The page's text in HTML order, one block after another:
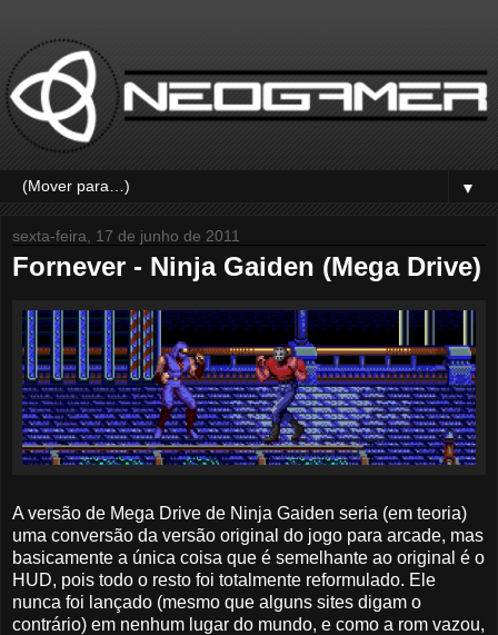
▼
sexta-feira, 17 de junho de 2011
Fornever - Ninja Gaiden (Mega Drive)
A versão de Mega Drive de Ninja Gaiden seria (em teoria)
uma conversão da versão original do jogo para arcade, mas
basicamente a única coisa que é semelhante ao original é o
HUD, pois todo o resto foi totalmente reformulado. Ele
nunca foi lançado (mesmo que alguns sites digam o
contrário) em nenhum lugar do mundo, e como a rom vazou,